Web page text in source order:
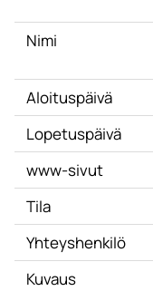
Nimi
Aloituspäivä
Lopetuspäivä
www-sivut
Tila
Yhteyshenkilö
Kuvaus